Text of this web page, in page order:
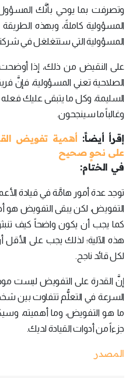
وتصرفت بما يوحي بأنَّك
المسؤولية كاملةً، وبهذه
المسؤولية التي ستتغلغل في
على النقيض من ذلك، إذا
الصلاحية تعني المسؤولية،
السليمة، وكل ما يتبقى عليك فعله
وغالباً ما سينجحون.
إقرأ أيضاً: أهمية تفويض
على نحوٍ صحيح
في الختام:
توجد عدة أمور هامَّة في قيادة
التفويض، لكن يبقى التفويض هو
كما يجب أن يكون واضحاً كيف تنبثق
هذه الآلية؛ لذلك يجب على
لكل قائد ناجح.
إنَّ القدرة على التفويض ليست
السرعة في التعلُّم تتفاوت بين
ما هو التفويض، وما أهميته،
جزءاً من أدوات القيادة لديك.
المصدر